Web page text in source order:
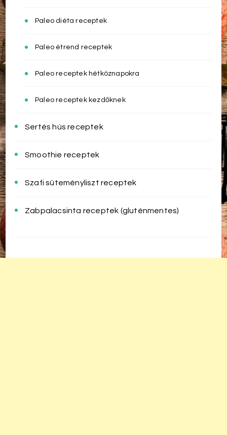
Paleo diéta receptek
Paleo étrend receptek
Paleo receptek hétköznapokra
Paleo receptek kezdőknek
Sertés hús receptek
Smoothie receptek
Szafi süteményliszt receptek
Zabpalacsinta receptek (gluténmentes)